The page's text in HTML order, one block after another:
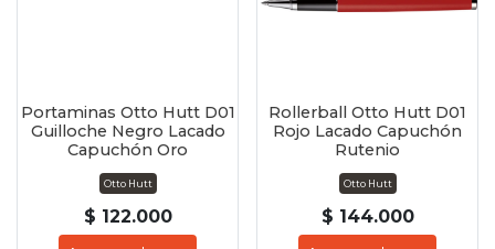
Portaminas Otto Hutt D01
Guilloche Negro Lacado
Capuchón Oro
Otto Hutt
$ 122.000
Rollerball Otto Hutt D01
Rojo Lacado Capuchón
Rutenio
Otto Hutt
$ 144.000